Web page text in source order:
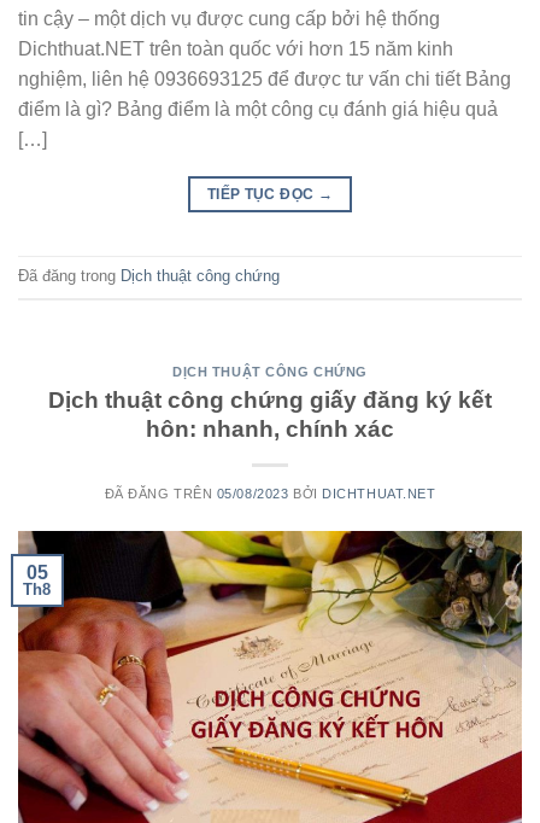
tin cậy – một dịch vụ được cung cấp bởi hệ thống
Dichthuat.NET trên toàn quốc với hơn 15 năm kinh
nghiệm, liên hệ 0936693125 để được tư vấn chi tiết Bảng
điểm là gì? Bảng điểm là một công cụ đánh giá hiệu quả
[…]
TIẾP TỤC ĐỌC →
Đã đăng trong Dịch thuật công chứng
DỊCH THUẬT CÔNG CHỨNG
Dịch thuật công chứng giấy đăng ký kết
hôn: nhanh, chính xác
ĐÃ ĐĂNG TRÊN 05/08/2023 BỞI DICHTHUAT.NET
05
Th8